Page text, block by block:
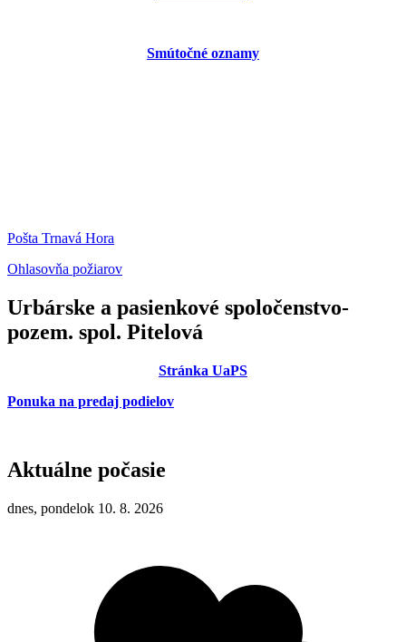
Smútočné oznamy
Pošta Trnavá Hora
Ohlasovňa požiarov
Urbárske a pasienkové spoločenstvo-
pozem. spol. Pitelová
Stránka UaPS
Ponuka na predaj podielov
Aktuálne počasie
dnes, pondelok 10. 8. 2026